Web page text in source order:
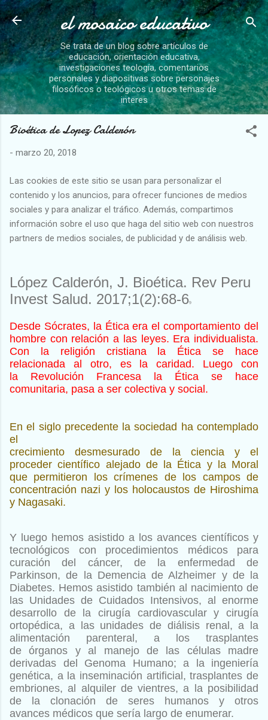
Ir al contenido principal
el mosaico educativo
Se trata de un blog sobre artículos de
educación, orientación educativa,
investigaciones teología, comentarios
personales y diapositivas sobre personajes
filosóficos o teológicos u otros temas de
interes
Bioética de Lopez Calderón
- marzo 20, 2018
Las cookies de este sitio se usan para personalizar el
contenido y los anuncios, para ofrecer funciones de medios
sociales y para analizar el tráfico. Además, compartimos
información sobre el uso que haga del sitio web con nuestros
partners de medios sociales, de publicidad y de análisis web.
López Calderón, J. Bioética. Rev Peru
Invest Salud. 2017;1(2):68-69
Desde Sócrates, la Ética era el comportamiento del
hombre con relación a las leyes. Era individualista.
Con la religión cristiana la Ética se hace
relacionada al otro, es la caridad. Luego con
la Revolución Francesa la Ética se hace
comunitaria, pasa a ser colectiva y social.
En el siglo precedente la sociedad ha contemplado
el
crecimiento desmesurado de la ciencia y el
proceder científico alejado de la Ética y la Moral
que permitieron los crímenes de los campos de
concentración nazi y los holocaustos de Hiroshima
y Nagasaki.
Y luego hemos asistido a los avances científicos y
tecnológicos con procedimientos médicos para
curación del cáncer, de la enfermedad de
Parkinson, de la Demencia de Alzheimer y de la
Diabetes. Hemos asistido también al nacimiento de
las Unidades de Cuidados Intensivos, al enorme
desarrollo de la cirugía cardiovascular y cirugía
ortopédica, a las unidades de diálisis renal, a la
alimentación parenteral, a los trasplantes
deórganos y al manejo de las células madre
derivadas del Genoma Humano; a la ingeniería
genética, a la inseminación artificial, trasplantes de
embriones, al alquiler de vientres, a la posibilidad
de la clonación de seres humanos y otros
avances médicos que sería largo de enumerar.